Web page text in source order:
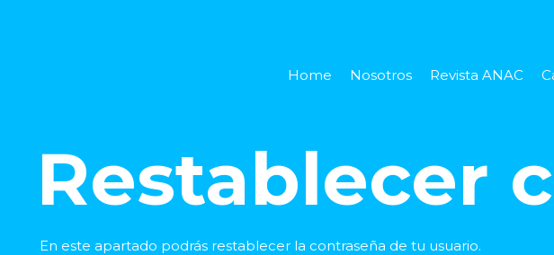
Home Nosotros Revista ANAC
Restablecer
En este apartado podrás restablecer la contraseña de tu usuario.